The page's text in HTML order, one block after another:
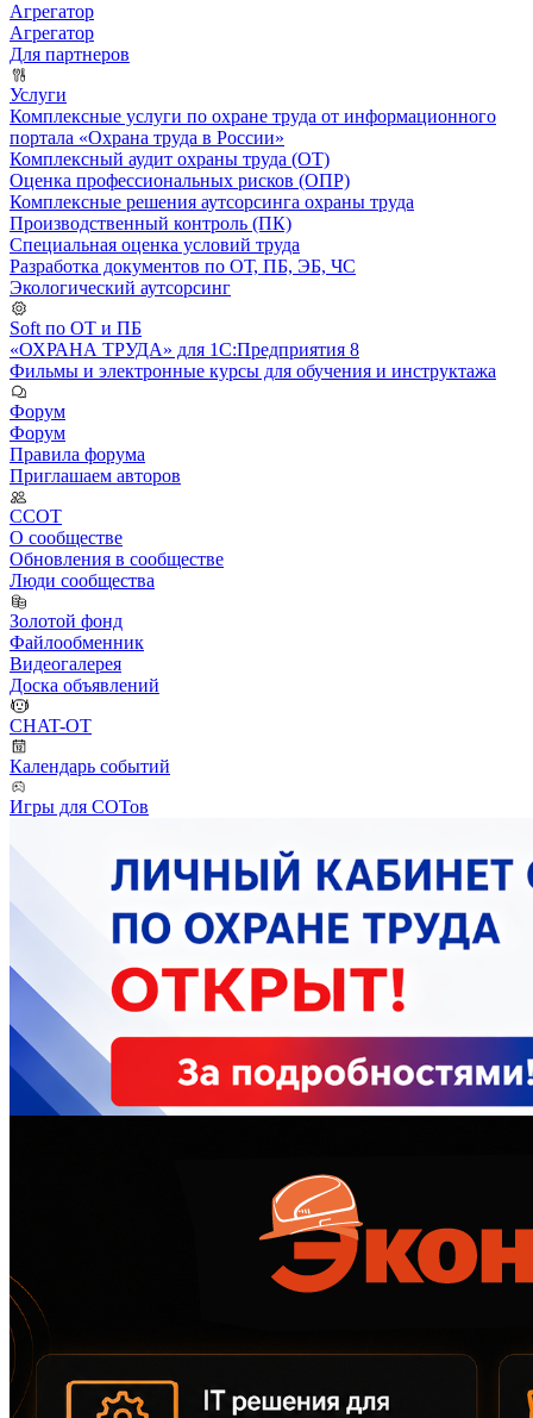
Агрегатор
Агрегатор
Для партнеров
Услуги
Комплексные услуги по охране труда от информационного
портала «Охрана труда в России»
Комплексный аудит охраны труда (ОТ)
Оценка профессиональных рисков (ОПР)
Комплексные решения аутсорсинга охраны труда
Производственный контроль (ПК)
Специальная оценка условий труда
Разработка документов по ОТ, ПБ, ЭБ, ЧС
Экологический аутсорсинг
Soft по ОТ и ПБ
«ОХРАНА ТРУДА» для 1С:Предприятия 8
Фильмы и электронные курсы для обучения и инструктажа
Форум
Форум
Правила форума
Приглашаем авторов
ССОТ
О сообществе
Обновления в сообществе
Люди сообщества
Золотой фонд
Файлообменник
Видеогалерея
Доска объявлений
CHAT-OT
Календарь событий
Игры для СОТов